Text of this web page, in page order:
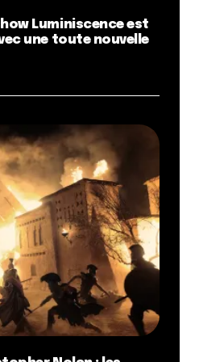
e-mail et mon site dans le
commentaire.
Luminiscence est
une toute nouvelle